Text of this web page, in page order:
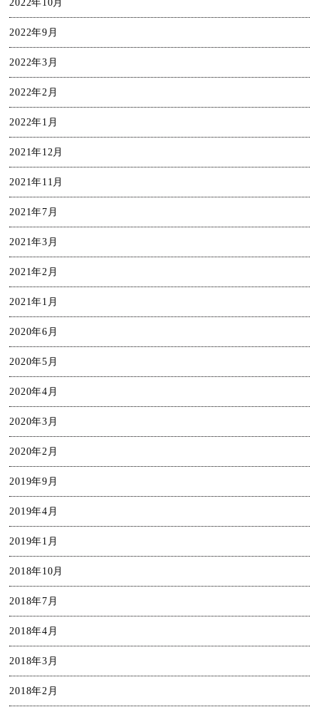
2022年10月
2022年9月
2022年3月
2022年2月
2022年1月
2021年12月
2021年11月
2021年7月
2021年3月
2021年2月
2021年1月
2020年6月
2020年5月
2020年4月
2020年3月
2020年2月
2019年9月
2019年4月
2019年1月
2018年10月
2018年7月
2018年4月
2018年3月
2018年2月